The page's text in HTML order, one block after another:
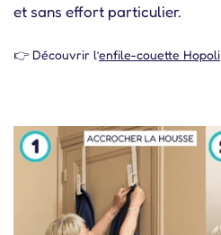
et sans effort particulier.
👉 Découvrir l’enfile-couette Hopoli